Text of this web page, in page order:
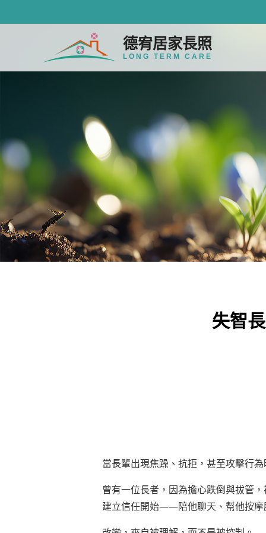
德宥居家長照
LONG TERM CARE
失智
當長輩出現焦躁、抗拒，甚至攻擊行
曾有一位長者，因為擔心跌倒與拔管
建立信任開始——陪他聊天、幫他按摩